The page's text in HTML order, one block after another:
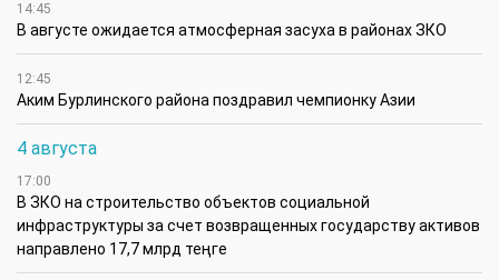
14:45
В августе ожидается атмосферная засуха в районах ЗКО
12:45
Аким Бурлинского района поздравил чемпионку Азии
4 августа
17:00
В ЗКО на строительство объектов социальной
инфраструктуры за счет возвращенных государству активов
направлено 17,7 млрд теңге